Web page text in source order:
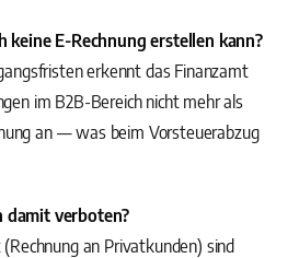
keine E-Rechnung erstellen kann?
erkennt das Finanzamt
im B2B-Bereich nicht mehr als
an — was beim Vorsteuerabzug
damit verboten?
an Privatkunden) sind